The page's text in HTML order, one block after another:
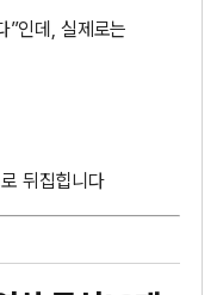
”인데, 실제로는
뒤집힙니다